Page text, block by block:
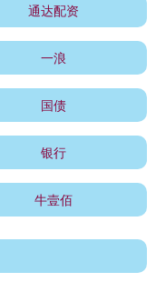
通达配资
一浪
国债
银行
牛壹佰